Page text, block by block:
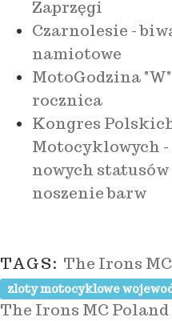
Zaprzęgi
Czarnolesie -
namiotowe
MotoGodzina
rocznica
Kongres
Motocyklowych -
nowych
noszenie barw
TAGS: The Irons
zloty motocyklowe
The Irons MC